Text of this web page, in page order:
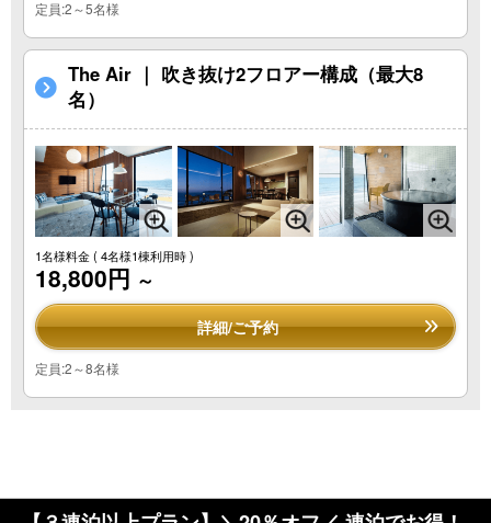
定員:2～5名様
The Air ｜ 吹き抜け2フロアー構成（最大8
名）
1名様料金( 4名様1棟利用時 )
18,800円 ～
詳細/ご予約
定員:2～8名様